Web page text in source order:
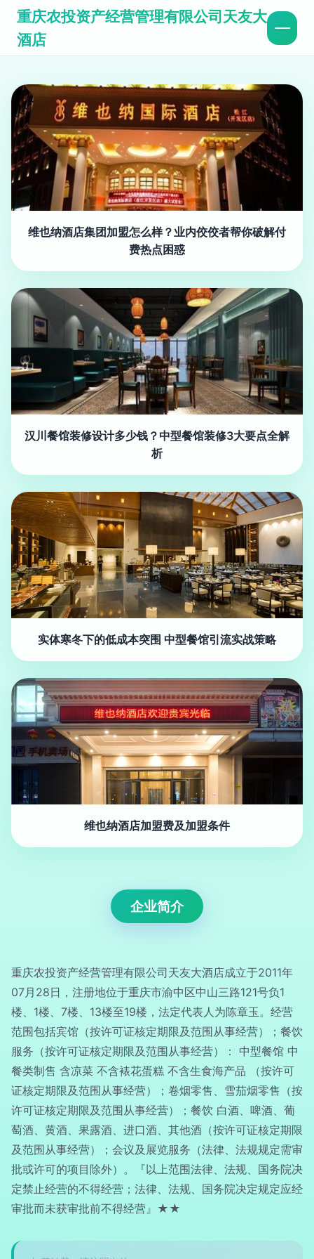
重庆农投资产经营管理有限公司天友大
酒店
维也纳酒店集团加盟怎么样？业内佼佼者帮你破解付
费热点困惑
汉川餐馆装修设计多少钱？中型餐馆装修3大要点全解
析
实体寒冬下的低成本突围 中型餐馆引流实战策略
维也纳酒店加盟费及加盟条件
企业简介
重庆农投资产经营管理有限公司天友大酒店成立于2011年
07月28日，注册地位于重庆市渝中区中山三路121号负1
楼、1楼、7楼、13楼至19楼，法定代表人为陈章玉。经营
范围包括宾馆（按许可证核定期限及范围从事经营）；餐饮
服务（按许可证核定期限及范围从事经营）： 中型餐馆 中
餐类制售 含凉菜 不含裱花蛋糕 不含生食海产品 （按许可
证核定期限及范围从事经营）；卷烟零售、雪茄烟零售（按
许可证核定期限及范围从事经营）；餐饮 白酒、啤酒、葡
萄酒、黄酒、果露酒、进口酒、其他酒（按许可证核定期限
及范围从事经营）；会议及展览服务（法律、法规规定需审
批或许可的项目除外）。『以上范围法律、法规、国务院决
定禁止经营的不得经营；法律、法规、国务院决定规定应经
审批而未获审批前不得经营』★★